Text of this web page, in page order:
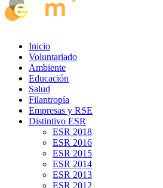
Inicio
Voluntariado
Ambiente
Educación
Salud
Filantropía
Empresas y RSE
Distintivo ESR
ESR 2018
ESR 2016
ESR 2015
ESR 2014
ESR 2013
ESR 2012